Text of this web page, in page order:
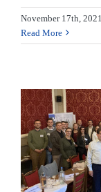
November 17th, 2021
Read More